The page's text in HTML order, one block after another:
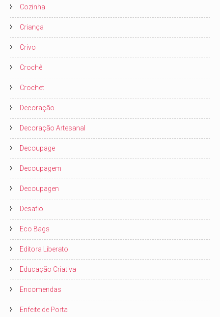
Cozinha
Criança
Crivo
Crochê
Crochet
Decoração
Decoração Artesanal
Decoupage
Decoupagem
Decoupagen
Desafio
Eco Bags
Editora Liberato
Educação Criativa
Encomendas
Enfeite de Porta